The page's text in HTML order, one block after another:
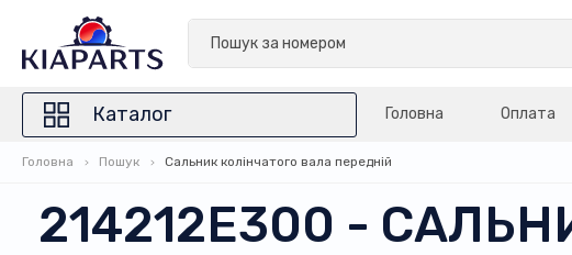
Каталог Головна Оплата
Головна Пошук Сальник колінчатого вала передній
214212E300 -